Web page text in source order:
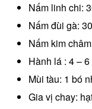
Nấm linh chi:
Nấm đùi gà:
Nấm kim
Hành lá : 4 –
Mùi tàu: 1 bó
Gia vị chay: